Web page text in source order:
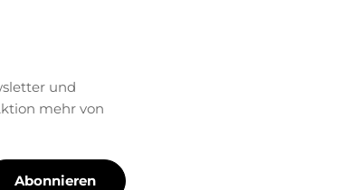
und
mehr von
Abonnieren